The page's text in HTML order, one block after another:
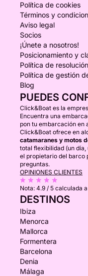
Política de cookies
Términos y
Aviso legal
Socios
¡Únete a nosotros!
Posicionamiento y
Política de
Política de gestión
Blog
PUEDES
Click&Boat es la
Encuentra una
pon tu embarcación en
Click&Boat ofrece en
catamaranes y motos
total flexibilidad (un día,
el propietario del barco
preguntas.
OPINIONES CLIENTES
Nota: 4.9 / 5 calculada
DESTINOS
Ibiza
Menorca
Mallorca
Formentera
Barcelona
Denia
Málaga